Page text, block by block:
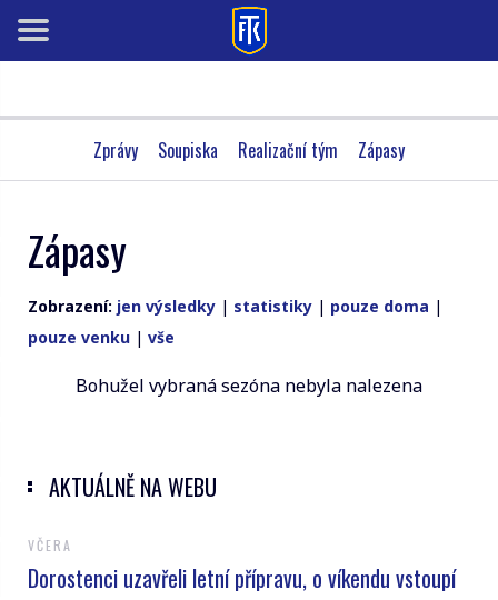
Zprávy Soupiska Realizační tým Zápasy
Zápasy
Zobrazení: jen výsledky | statistiky | pouze doma |
pouze venku | vše
Bohužel vybraná sezóna nebyla nalezena
AKTUÁLNĚ NA WEBU
VČERA
Dorostenci uzavřeli letní přípravu, o víkendu vstoupí